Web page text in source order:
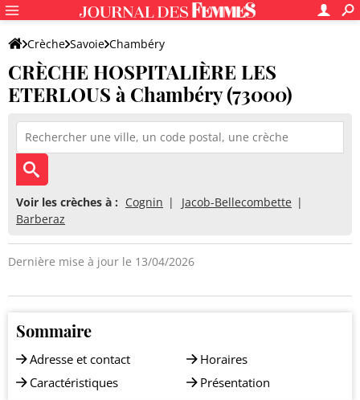
Crèche Savoie Chambéry
CRÈCHE HOSPITALIÈRE LES ETERLOUS
CRÈCHE HOSPITALIÈRE LES
ETERLOUS à Chambéry (73000)
Voir les crèches à : Cognin
Jacob-Bellecombette
Barberaz
Dernière mise à jour le 13/04/2026
Sommaire
Adresse et contact
Caractéristiques
Horaires
Présentation